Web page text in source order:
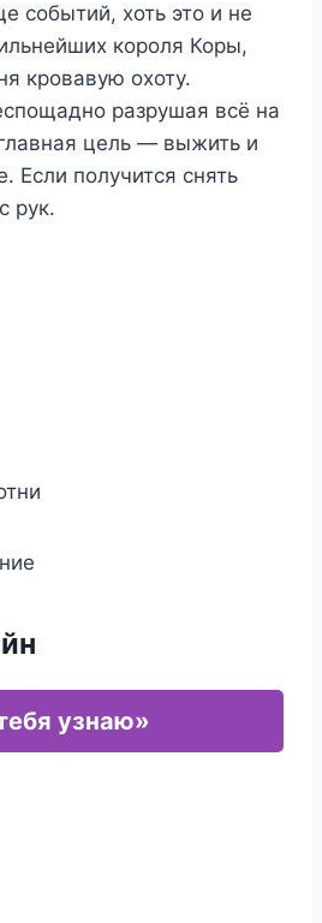
событий, хоть это и не
короля Коры,
кровавую охоту.
разрушая всё на
цель — выжить и
Если получится снять
рук.
узнаю»